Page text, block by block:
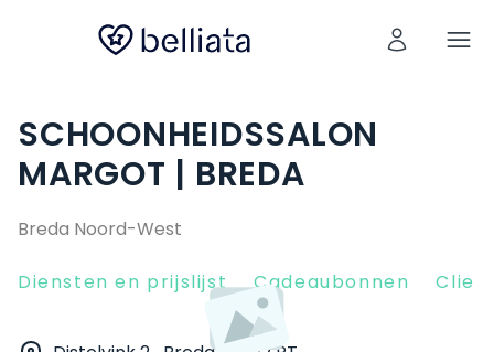
SCHOONHEIDSSALON
MARGOT | BREDA
Breda Noord-West
Diensten en prijslijst Cadeaubonnen